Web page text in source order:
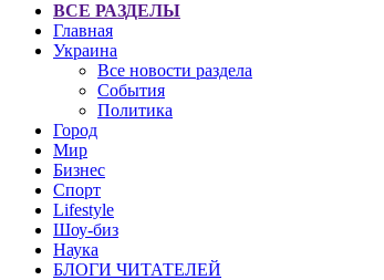
ВСЕ РАЗДЕЛЫ
Главная
Украина
Все новости раздела
События
Политика
Город
Мир
Бизнес
Спорт
Lifestyle
Шоу-биз
Наука
БЛОГИ ЧИТАТЕЛЕЙ